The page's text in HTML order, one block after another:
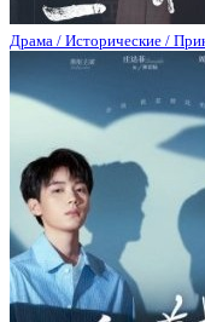
Драма / Исторические /